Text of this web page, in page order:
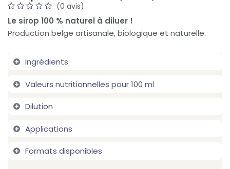
(0 avis)
Le sirop 100 % naturel à diluer !
Production belge artisanale, biologique et naturelle.
Ingrédients
Valeurs nutritionnelles pour 100 ml
Dilution
Applications
Formats disponibles